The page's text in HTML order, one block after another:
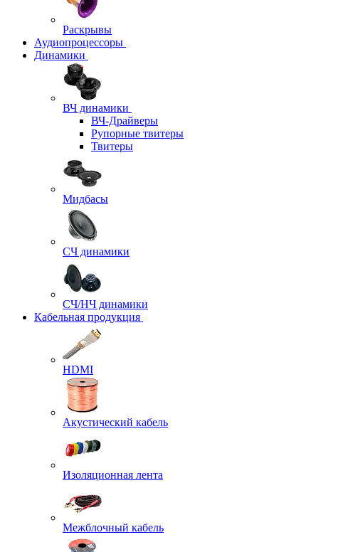
Раскрывы
Аудиопроцессоры
Динамики
ВЧ динамики
ВЧ-Драйверы
Рупорные твитеры
Твитеры
Мидбасы
СЧ динамики
СЧ/НЧ динамики
Кабельная продукция
HDMI
Акустический кабель
Изоляционная лента
Межблочный кабель